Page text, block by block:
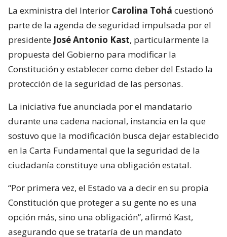
La exministra del Interior Carolina Tohá cuestionó
parte de la agenda de seguridad impulsada por el
presidente José Antonio Kast, particularmente la
propuesta del Gobierno para modificar la
Constitución y establecer como deber del Estado la
protección de la seguridad de las personas.
La iniciativa fue anunciada por el mandatario
durante una cadena nacional, instancia en la que
sostuvo que la modificación busca dejar establecido
en la Carta Fundamental que la seguridad de la
ciudadanía constituye una obligación estatal.
“Por primera vez, el Estado va a decir en su propia
Constitución que proteger a su gente no es una
opción más, sino una obligación”, afirmó Kast,
asegurando que se trataría de un mandato